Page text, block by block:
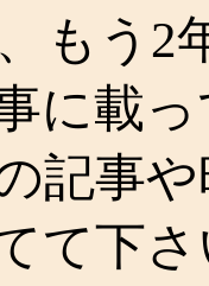
もう2
に載
記事
て下